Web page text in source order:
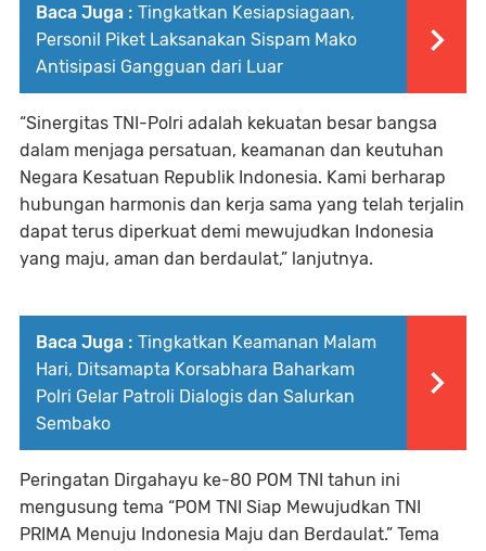
Baca Juga : Tingkatkan Kesiapsiagaan,
Personil Piket Laksanakan Sispam Mako
Antisipasi Gangguan dari Luar
“Sinergitas TNI-Polri adalah kekuatan besar bangsa
dalam menjaga persatuan, keamanan dan keutuhan
Negara Kesatuan Republik Indonesia. Kami berharap
hubungan harmonis dan kerja sama yang telah terjalin
dapat terus diperkuat demi mewujudkan Indonesia
yang maju, aman dan berdaulat,” lanjutnya.
Baca Juga : Tingkatkan Keamanan Malam
Hari, Ditsamapta Korsabhara Baharkam
Polri Gelar Patroli Dialogis dan Salurkan
Sembako
Peringatan Dirgahayu ke-80 POM TNI tahun ini
mengusung tema “POM TNI Siap Mewujudkan TNI
PRIMA Menuju Indonesia Maju dan Berdaulat.” Tema